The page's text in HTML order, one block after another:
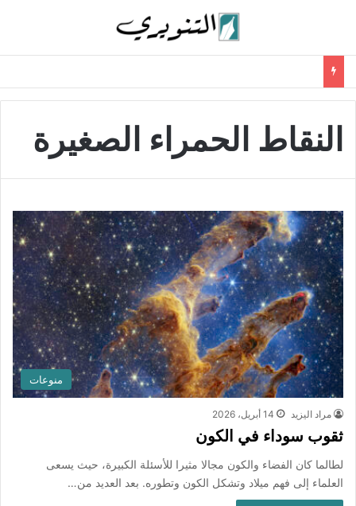
النقاط الحمراء الصغيرة
منوعات
مراد اليزيد 14 أبريل، 2026
ثقوب سوداء في الكون
لطالما كان الفضاء والكون مجالا مثيرا للأسئلة الكبيرة، حيث يسعى
العلماء إلى فهم ميلاد وتشكل الكون وتطوره. بعد العديد من…